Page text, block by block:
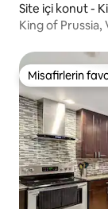
Site içi konut -
King of Prussia,
Misafirlerin
Misafirlerin